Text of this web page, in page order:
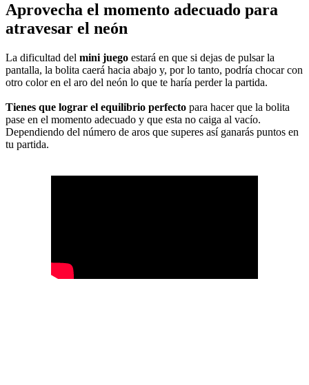
Aprovecha el momento adecuado para
atravesar el neón
La dificultad del mini juego estará en que si dejas de pulsar la
pantalla, la bolita caerá hacia abajo y, por lo tanto, podría chocar con
otro color en el aro del neón lo que te haría perder la partida.
Tienes que lograr el equilibrio perfecto para hacer que la bolita
pase en el momento adecuado y que esta no caiga al vacío.
Dependiendo del número de aros que superes así ganarás puntos en
tu partida.